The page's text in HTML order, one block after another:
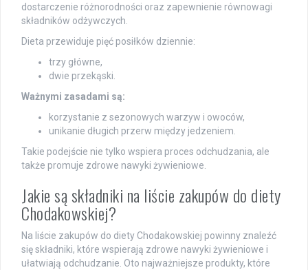
dostarczenie różnorodności oraz zapewnienie równowagi
składników odżywczych.
Dieta przewiduje pięć posiłków dziennie:
trzy główne,
dwie przekąski.
Ważnymi zasadami są:
korzystanie z sezonowych warzyw i owoców,
unikanie długich przerw między jedzeniem.
Takie podejście nie tylko wspiera proces odchudzania, ale
także promuje zdrowe nawyki żywieniowe.
Jakie są składniki na liście zakupów do diety
Chodakowskiej?
Na liście zakupów do diety Chodakowskiej powinny znaleźć
się składniki, które wspierają zdrowe nawyki żywieniowe i
ułatwiają odchudzanie. Oto najważniejsze produkty, które